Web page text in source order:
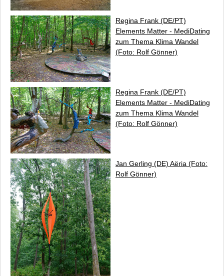
Regina Frank (DE/PT)
Elements Matter - MediDating
zum Thema Klima Wandel
(Foto: Rolf Gönner)
Regina Frank (DE/PT)
Elements Matter - MediDating
zum Thema Klima Wandel
(Foto: Rolf Gönner)
Jan Gerling (DE) Aëria (Foto:
Rolf Gönner)